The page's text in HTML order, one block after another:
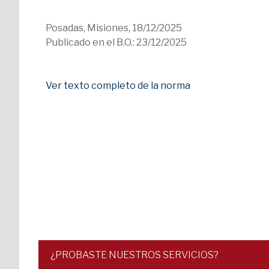
Posadas, Misiones, 18/12/2025
Publicado en el B.O.: 23/12/2025
Ver texto completo de la norma
¿PROBASTE NUESTROS SERVICIOS?